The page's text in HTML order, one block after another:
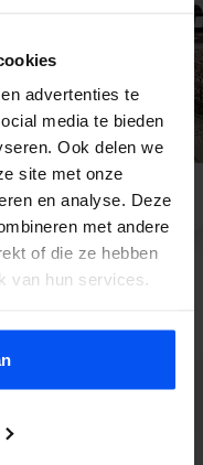
advertenties te
media te bieden
Ook delen we
site met onze
en analyse. Deze
met andere
of die ze hebben
van hun services.
Chopper Nijmegen